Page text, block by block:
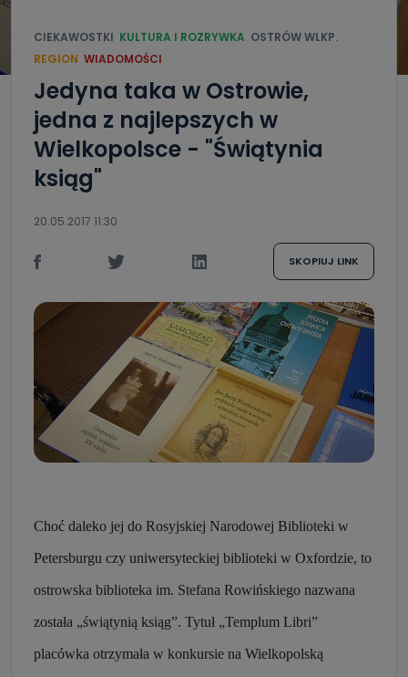
CIEKAWOSTKI KULTURA I ROZRYWKA OSTRÓW WLKP.
REGION WIADOMOŚCI
Jedyna taka w Ostrowie,
jedna z najlepszych w
Wielkopolsce - "Świątynia
ksiąg"
20.05.2017 11:30
SKOPIUJ LINK
Choć daleko jej do Rosyjskiej Narodowej Biblioteki w
Petersburgu czy uniwersyteckiej biblioteki w Oxfordzie, to
ostrowska biblioteka im. Stefana Rowińskiego nazwana
została „świątynią ksiąg”. Tytuł „Templum Libri”
placówka otrzymała w konkursie na Wielkopolską